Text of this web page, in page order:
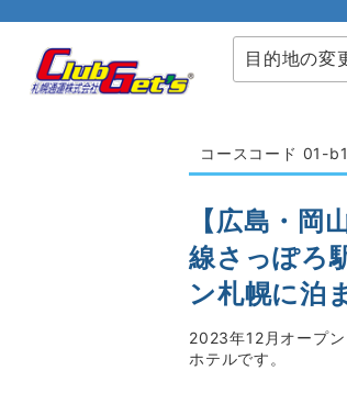
目的地の変
コースコード 01-
【広島・
線さっぽろ
ン札幌に泊
2023年12月オープ
ホテルです。